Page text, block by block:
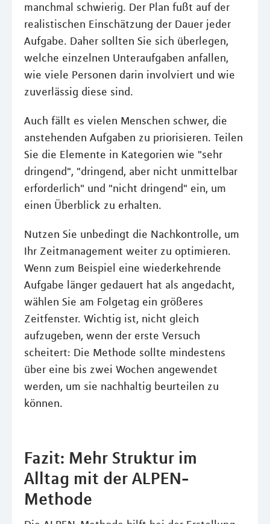
manchmal schwierig. Der Plan fußt auf der
realistischen Einschätzung der Dauer jeder
Aufgabe. Daher sollten Sie sich überlegen,
welche einzelnen Unteraufgaben anfallen,
wie viele Personen darin involviert und wie
zuverlässig diese sind.
Auch fällt es vielen Menschen schwer, die
anstehenden Aufgaben zu priorisieren. Teilen
Sie die Elemente in Kategorien wie "sehr
dringend", "dringend, aber nicht unmittelbar
erforderlich" und "nicht dringend" ein, um
einen Überblick zu erhalten.
Nutzen Sie unbedingt die Nachkontrolle, um
Ihr Zeitmanagement weiter zu optimieren.
Wenn zum Beispiel eine wiederkehrende
Aufgabe länger gedauert hat als angedacht,
wählen Sie am Folgetag ein größeres
Zeitfenster. Wichtig ist, nicht gleich
aufzugeben, wenn der erste Versuch
scheitert: Die Methode sollte mindestens
über eine bis zwei Wochen angewendet
werden, um sie nachhaltig beurteilen zu
können.
Fazit: Mehr Struktur im
Alltag mit der ALPEN-
Methode